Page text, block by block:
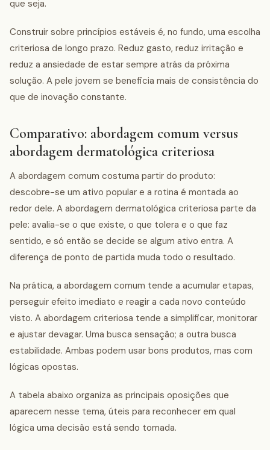
que seja.
Construir sobre princípios estáveis é, no fundo, uma escolha
criteriosa de longo prazo. Reduz gasto, reduz irritação e
reduz a ansiedade de estar sempre atrás da próxima
solução. A pele jovem se beneficia mais de consistência do
que de inovação constante.
Comparativo: abordagem comum versus
abordagem dermatológica criteriosa
A abordagem comum costuma partir do produto:
descobre-se um ativo popular e a rotina é montada ao
redor dele. A abordagem dermatológica criteriosa parte da
pele: avalia-se o que existe, o que tolera e o que faz
sentido, e só então se decide se algum ativo entra. A
diferença de ponto de partida muda todo o resultado.
Na prática, a abordagem comum tende a acumular etapas,
perseguir efeito imediato e reagir a cada novo conteúdo
visto. A abordagem criteriosa tende a simplificar, monitorar
e ajustar devagar. Uma busca sensação; a outra busca
estabilidade. Ambas podem usar bons produtos, mas com
lógicas opostas.
A tabela abaixo organiza as principais oposições que
aparecem nesse tema, úteis para reconhecer em qual
lógica uma decisão está sendo tomada.